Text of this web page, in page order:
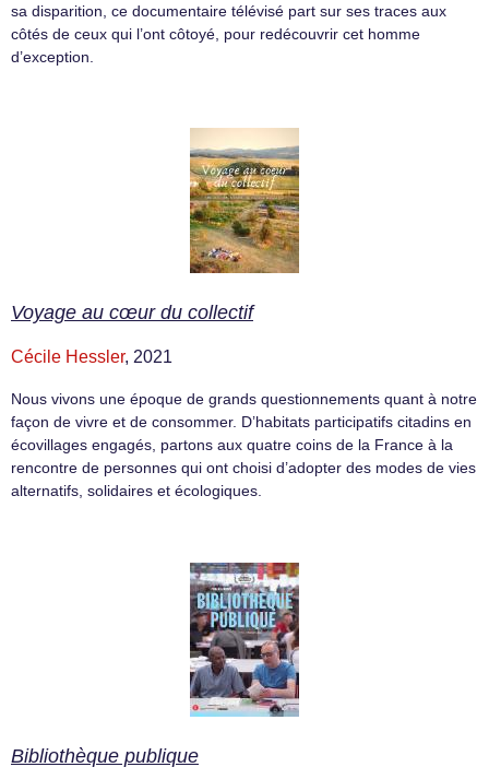
sa disparition, ce documentaire télévisé part sur ses traces aux
côtés de ceux qui l’ont côtoyé, pour redécouvrir cet homme
d’exception.
Voyage au cœur du collectif
Cécile Hessler, 2021
Nous vivons une époque de grands questionnements quant à notre
façon de vivre et de consommer. D’habitats participatifs citadins en
écovillages engagés, partons aux quatre coins de la France à la
rencontre de personnes qui ont choisi d’adopter des modes de vies
alternatifs, solidaires et écologiques.
Bibliothèque publique